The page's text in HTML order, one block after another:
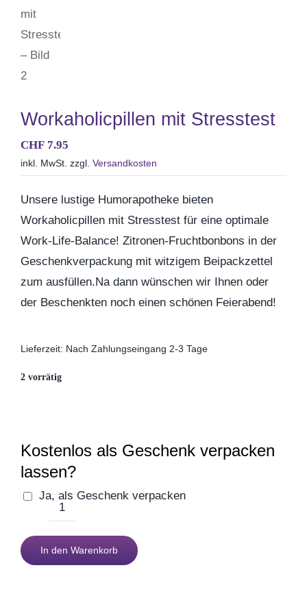
Muttertag
Polterabend
Frühling / Ostern
Workaholicpillen mit Stresstest
CHF7.95
inkl. MwSt. zzgl. Versandkosten
Unsere lustige Humorapotheke bieten
Workaholicpillen mit Stresstest für eine optimale
Work-Life-Balance! Zitronen-Fruchtbonbons in der
Geschenkverpackung mit witzigem Beipackzettel
zum ausfüllen.Na dann wünschen wir Ihnen oder
der Beschenkten noch einen schönen Feierabend!
Lieferzeit: Nach Zahlungseingang 2-3 Tage
2 vorrätig
Kostenlos als Geschenk verpacken
lassen?
Ja, als Geschenk verpacken
mit
Stresstest
In den Warenkorb